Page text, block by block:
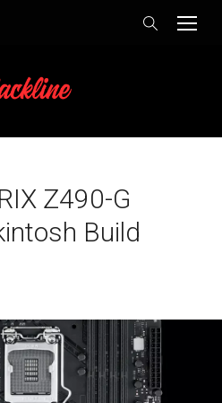
Z490-G
Build